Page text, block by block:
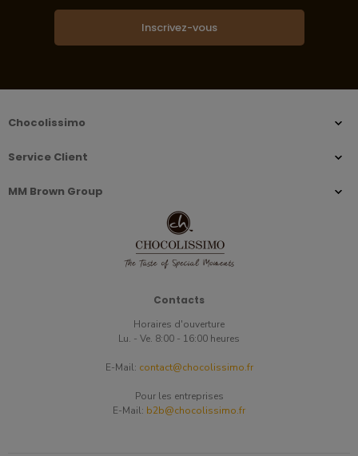
Inscrivez-vous
Chocolissimo
Service Client
MM Brown Group
Contacts
Horaires d'ouverture
Lu. - Ve. 8:00 - 16:00 heures
E-Mail: contact@chocolissimo.fr
Pour les entreprises
E-Mail: b2b@chocolissimo.fr